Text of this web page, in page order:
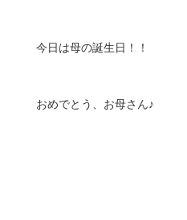
今日は母の誕生日！！
おめでとう、お母さん♪